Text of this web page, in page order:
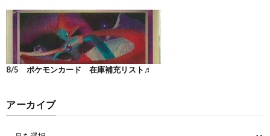
8/5 ポケモンカード 在庫補充リスト♬
アーカイブ